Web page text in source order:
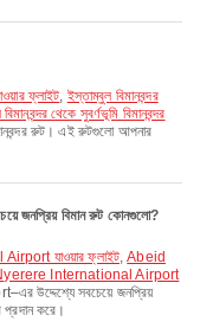
ফ্লাইট, ইস্তাম্বুল বিমানবন্দর
থেকে সুবর্ণভূমি বিমানবন্দর
রুট। এই রুটগুলো আপনার
বিমান রুট কোনগুলো?
যাওয়ার ফ্লাইট,Abeid
International Airport
উদ্দেশ্যে সবচেয়ে জনপ্রিয়
করে।